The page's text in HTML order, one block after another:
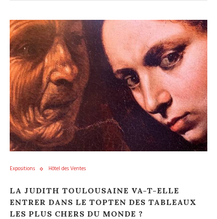
Expositions Hôtel des Ventes
LA JUDITH TOULOUSAINE VA-T-ELLE
ENTRER DANS LE TOPTEN DES TABLEAUX
LES PLUS CHERS DU MONDE ?